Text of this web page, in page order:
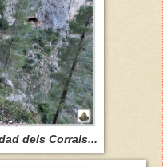
dels Corrals...